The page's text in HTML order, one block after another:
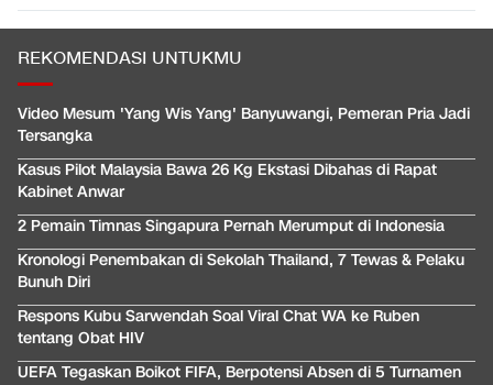
REKOMENDASI UNTUKMU
Video Mesum 'Yang Wis Yang' Banyuwangi, Pemeran Pria Jadi
Tersangka
Kasus Pilot Malaysia Bawa 26 Kg Ekstasi Dibahas di Rapat
Kabinet Anwar
2 Pemain Timnas Singapura Pernah Merumput di Indonesia
Kronologi Penembakan di Sekolah Thailand, 7 Tewas & Pelaku
Bunuh Diri
Respons Kubu Sarwendah Soal Viral Chat WA ke Ruben
tentang Obat HIV
UEFA Tegaskan Boikot FIFA, Berpotensi Absen di 5 Turnamen